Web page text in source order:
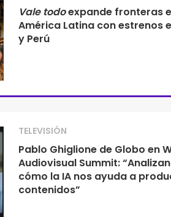
Vale todoexpande fronteras
América Latina con estrenos
y Perú
TELEVISIÓN
Pablo Ghiglione de Globo en
Audiovisual Summit:
cómo la IA nos ayuda a
contenidos”